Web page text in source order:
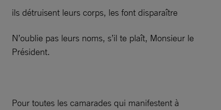
ils détruisent leurs corps, les font disparaître
N’oublie pas leurs noms, s’il te plaît, Monsieur le
Président.
Pour toutes les camarades qui manifestent à